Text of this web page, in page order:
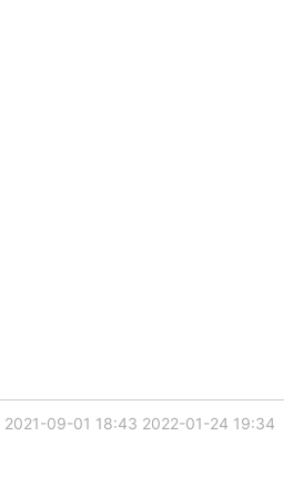
2021-09-01 18:43 2022-01-24 19:34